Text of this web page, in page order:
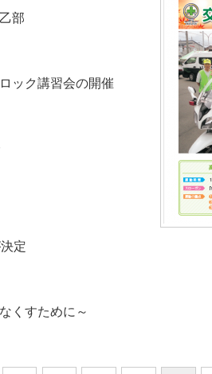
部
ック講習会の開催
定
くすために～